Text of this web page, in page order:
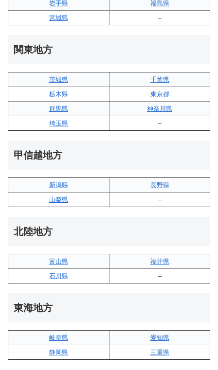
岩手県
福島県
宮城県
–
関東地方
茨城県
千葉県
栃木県
東京都
群馬県
神奈川県
埼玉県
–
甲信越地方
新潟県
長野県
山梨県
–
北陸地方
富山県
福井県
石川県
–
東海地方
岐阜県
愛知県
静岡県
三重県